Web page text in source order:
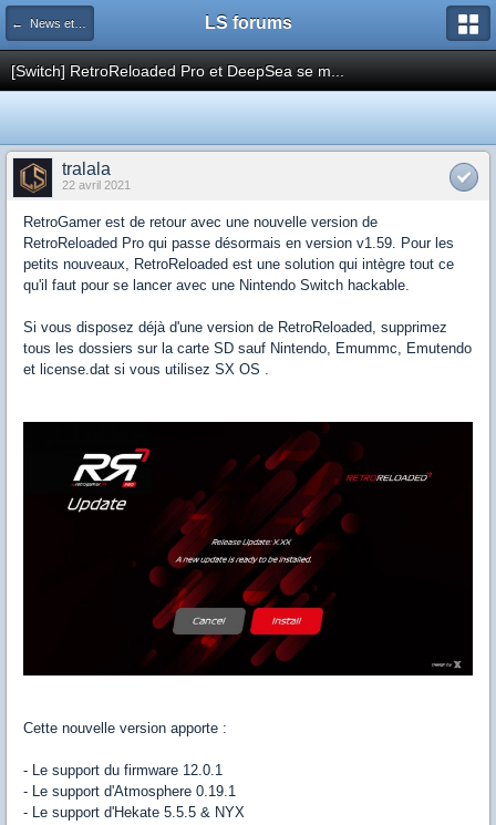
← News et actualités postées sur LS LS forums
[Switch] RetroReloaded Pro et DeepSea se m...
tralala
22 avril 2021
RetroGamer est de retour avec une nouvelle version de
RetroReloaded Pro qui passe désormais en version v1.59. Pour les
petits nouveaux, RetroReloaded est une solution qui intègre tout ce
qu'il faut pour se lancer avec une Nintendo Switch hackable.
Si vous disposez déjà d'une version de RetroReloaded, supprimez
tous les dossiers sur la carte SD sauf Nintendo, Emummc, Emutendo
et license.dat si vous utilisez SX OS .
Cette nouvelle version apporte :
- Le support du firmware 12.0.1
- Le support d'Atmosphere 0.19.1
- Le support d'Hekate 5.5.5 & NYX